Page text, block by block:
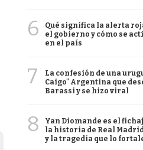
6
Qué significa la alerta
el gobierno y cómo se
en el país
7
La confesión de una
Caigo" Argentina que
Barassi y se hizo viral
8
Yan Diomande es el
la historia de Real
y la tragedia que lo